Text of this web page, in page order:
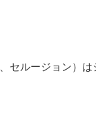
セルージョン）